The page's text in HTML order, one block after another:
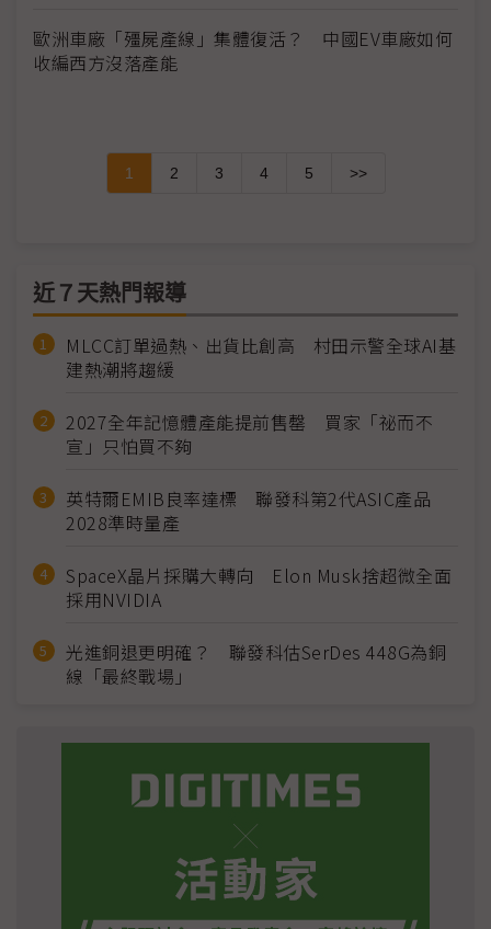
歐洲車廠「殭屍產線」集體復活？ 中國EV車廠如何
收編西方沒落產能
1 2 3 4 5 >>
近７天熱門報導
MLCC訂單過熱、出貨比創高 村田示警全球AI基
建熱潮將趨緩
2027全年記憶體產能提前售罄 買家「祕而不
宣」只怕買不夠
英特爾EMIB良率達標 聯發科第2代ASIC產品
2028準時量產
SpaceX晶片採購大轉向 Elon Musk捨超微全面
採用NVIDIA
光進銅退更明確？ 聯發科估SerDes 448G為銅
線「最終戰場」